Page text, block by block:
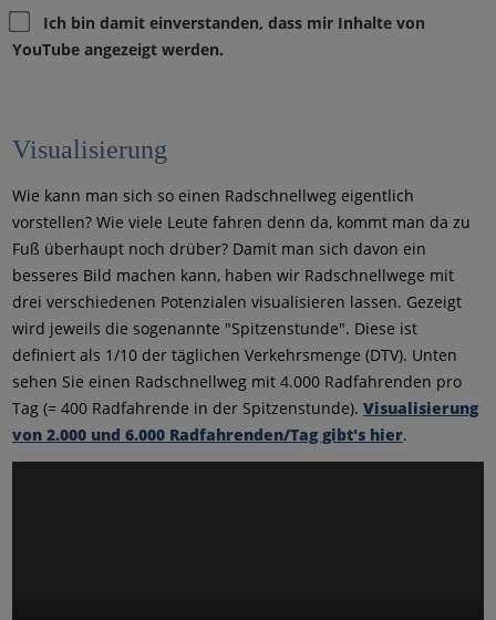
Ich bin damit einverstanden, dass mir Inhalte von
YouTube angezeigt werden.
Visualisierung
Wie kann man sich so einen Radschnellweg eigentlich
vorstellen? Wie viele Leute fahren denn da, kommt man da zu
Fuß überhaupt noch drüber? Damit man sich davon ein
besseres Bild machen kann, haben wir Radschnellwege mit
drei verschiedenen Potenzialen visualisieren lassen. Gezeigt
wird jeweils die sogenannte "Spitzenstunde". Diese ist
definiert als 1/10 der täglichen Verkehrsmenge (DTV). Unten
sehen Sie einen Radschnellweg mit 4.000 Radfahrenden pro
Tag (= 400 Radfahrende in der Spitzenstunde).Visualisierung
von 2.000 und 6.000 Radfahrenden/Tag gibt's hier.